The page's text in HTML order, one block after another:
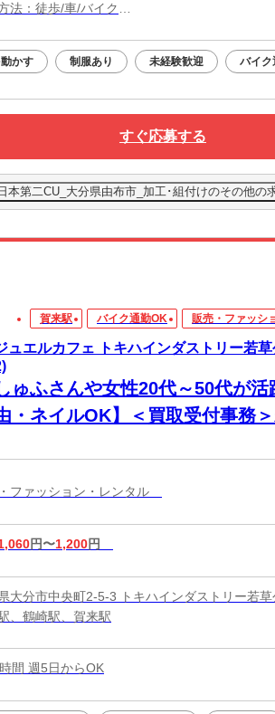
法：徒歩/車/バイク
の無料駐車場利用OK
かす 制服あり 未経験歓迎 バイ
すぐ応募する
第二CU_大分県由布市_加工･組付けのその他の
賀来駅 バイク通勤OK 販売・ファッシ
ュエルカフェ トキハインダストリー若
ゅふさんや女性20代～50代が
・ネイルOK】＜買取受付事務
ファッション・レンタル
円〜1,200円
大分市中央町2-5-3 トキハインダストリー若
、鶴崎駅、賀来駅
間 週5日からOK